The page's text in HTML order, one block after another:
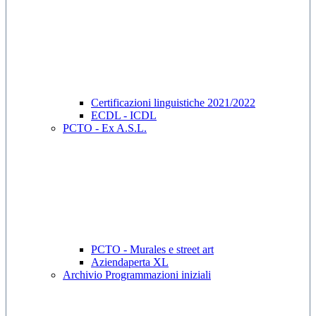
Certificazioni linguistiche 2021/2022
ECDL - ICDL
PCTO - Ex A.S.L.
PCTO - Murales e street art
Aziendaperta XL
Archivio Programmazioni iniziali